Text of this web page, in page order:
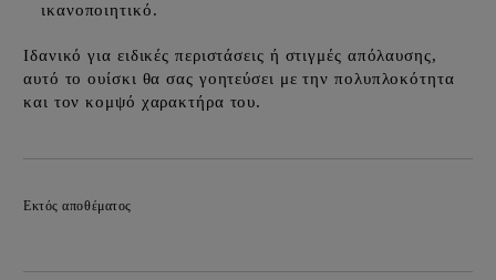
ικανοποιητικό.
Ιδανικό για ειδικές περιστάσεις ή στιγμές απόλαυσης,
αυτό το ουίσκι θα σας γοητεύσει με την πολυπλοκότητα
και τον κομψό χαρακτήρα του.
Εκτός αποθέματος